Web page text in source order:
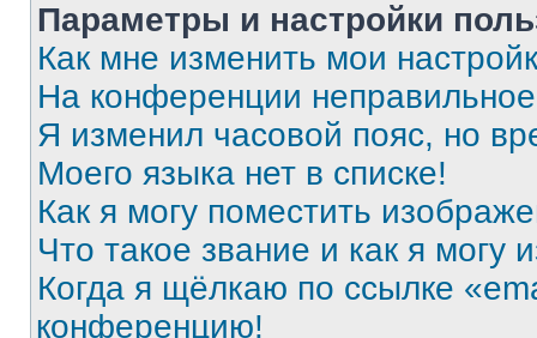
Параметры и настройки
Как мне изменить мои
На конференции
Я изменил часовой пояс, но
Моего языка нет в списке!
Как я могу поместить
Что такое звание и как я могу
Когда я щёлкаю по ссылке
конференцию!